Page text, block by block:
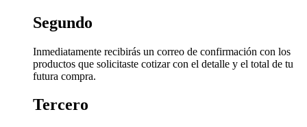
Segundo
Inmediatamente recibirás un correo de confirmación con los
productos que solicitaste cotizar con el detalle y el total de tu
futura compra.
Tercero